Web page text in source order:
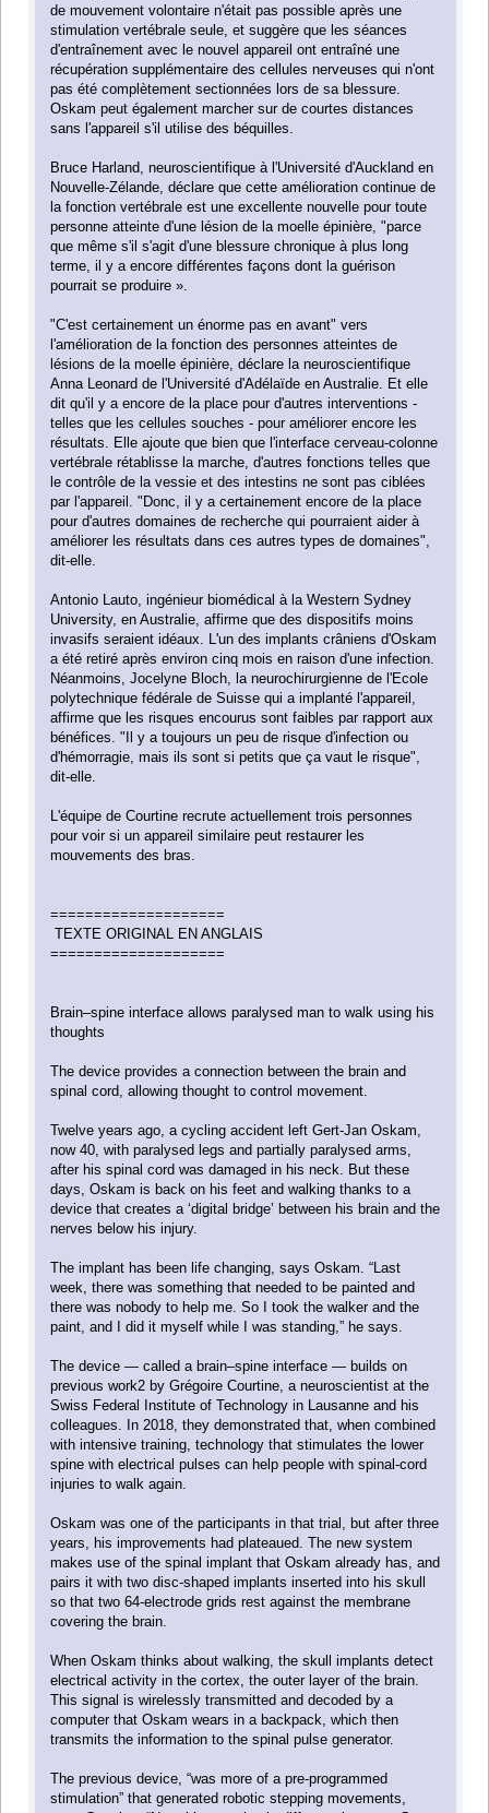
de mouvement volontaire n'était pas possible après une
stimulation vertébrale seule, et suggère que les séances
d'entraînement avec le nouvel appareil ont entraîné une
récupération supplémentaire des cellules nerveuses qui n'ont
pas été complètement sectionnées lors de sa blessure.
Oskam peut également marcher sur de courtes distances
sans l'appareil s'il utilise des béquilles.
Bruce Harland, neuroscientifique à l'Université d'Auckland en
Nouvelle-Zélande, déclare que cette amélioration continue de
la fonction vertébrale est une excellente nouvelle pour toute
personne atteinte d'une lésion de la moelle épinière, "parce
que même s'il s'agit d'une blessure chronique à plus long
terme, il y a encore différentes façons dont la guérison
pourrait se produire ».
"C'est certainement un énorme pas en avant" vers
l'amélioration de la fonction des personnes atteintes de
lésions de la moelle épinière, déclare la neuroscientifique
Anna Leonard de l'Université d'Adélaïde en Australie. Et elle
dit qu'il y a encore de la place pour d'autres interventions -
telles que les cellules souches - pour améliorer encore les
résultats. Elle ajoute que bien que l'interface cerveau-colonne
vertébrale rétablisse la marche, d'autres fonctions telles que
le contrôle de la vessie et des intestins ne sont pas ciblées
par l'appareil. "Donc, il y a certainement encore de la place
pour d'autres domaines de recherche qui pourraient aider à
améliorer les résultats dans ces autres types de domaines",
dit-elle.
Antonio Lauto, ingénieur biomédical à la Western Sydney
University, en Australie, affirme que des dispositifs moins
invasifs seraient idéaux. L'un des implants crâniens d'Oskam
a été retiré après environ cinq mois en raison d'une infection.
Néanmoins, Jocelyne Bloch, la neurochirurgienne de l'Ecole
polytechnique fédérale de Suisse qui a implanté l'appareil,
affirme que les risques encourus sont faibles par rapport aux
bénéfices. "Il y a toujours un peu de risque d'infection ou
d'hémorragie, mais ils sont si petits que ça vaut le risque",
dit-elle.
L'équipe de Courtine recrute actuellement trois personnes
pour voir si un appareil similaire peut restaurer les
mouvements des bras.
====================
TEXTE ORIGINAL EN ANGLAIS
====================
Brain–spine interface allows paralysed man to walk using his
thoughts
The device provides a connection between the brain and
spinal cord, allowing thought to control movement.
Twelve years ago, a cycling accident left Gert-Jan Oskam,
now 40, with paralysed legs and partially paralysed arms,
after his spinal cord was damaged in his neck. But these
days, Oskam is back on his feet and walking thanks to a
device that creates a ‘digital bridge’ between his brain and the
nerves below his injury.
The implant has been life changing, says Oskam. “Last
week, there was something that needed to be painted and
there was nobody to help me. So I took the walker and the
paint, and I did it myself while I was standing,” he says.
The device — called a brain–spine interface — builds on
previous work2 by Grégoire Courtine, a neuroscientist at the
Swiss Federal Institute of Technology in Lausanne and his
colleagues. In 2018, they demonstrated that, when combined
with intensive training, technology that stimulates the lower
spine with electrical pulses can help people with spinal-cord
injuries to walk again.
Oskam was one of the participants in that trial, but after three
years, his improvements had plateaued. The new system
makes use of the spinal implant that Oskam already has, and
pairs it with two disc-shaped implants inserted into his skull
so that two 64-electrode grids rest against the membrane
covering the brain.
When Oskam thinks about walking, the skull implants detect
electrical activity in the cortex, the outer layer of the brain.
This signal is wirelessly transmitted and decoded by a
computer that Oskam wears in a backpack, which then
transmits the information to the spinal pulse generator.
The previous device, “was more of a pre-programmed
stimulation” that generated robotic stepping movements,